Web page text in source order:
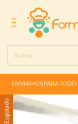
PARA TODO O
Esgotado